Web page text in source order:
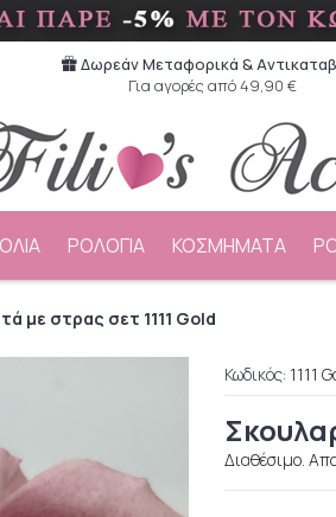
Δωρεάν Μεταφορικά &
Για αγορές από 49,90 €
ΡΟΛΟΓΙΑ ΚΟΣΜΗΜΑΤΑ
με στρας σετ 1111 Gold
Κωδικός: 1111
Διαθέσιμο.